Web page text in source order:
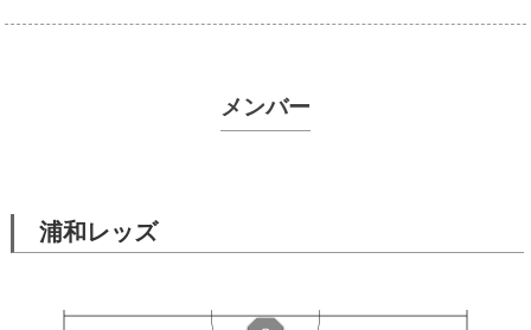
メンバー
浦和レッズ